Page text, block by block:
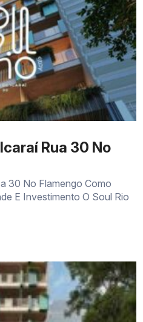
Perfil de uso
m² a
m²
Moradia compacta,
residência ou
m² a
Casais, home office
m² a
Moradia com área
Rua 30 No
30 No Flamengo Como
E Investimento O Soul Rio